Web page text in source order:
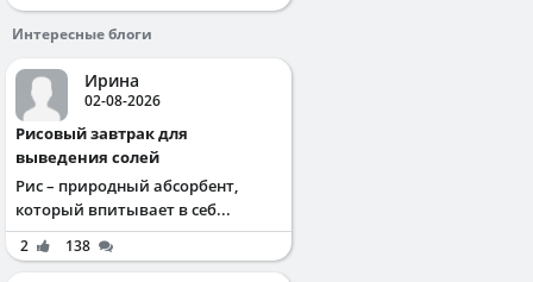
Интересные блоги
Ирина
02-08-2026
Рисовый завтрак для
выведения солей
Рис – природный абсорбент,
который впитывает в себ...
2 138